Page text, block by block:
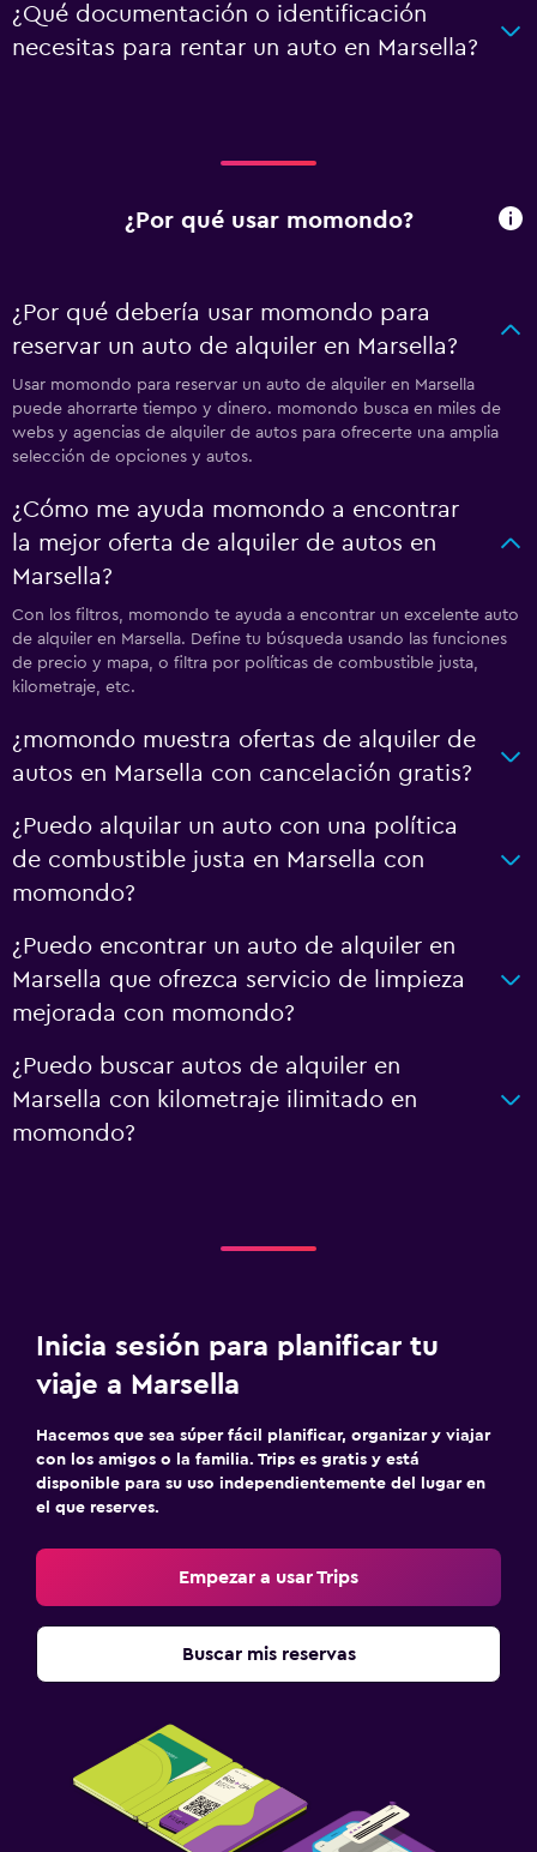
¿Qué documentación o identificación
necesitas para rentar un auto en Marsella?
¿Por qué usar momondo?
¿Por qué debería usar momondo para
reservar un auto de alquiler en Marsella?
Usar momondo para reservar un auto de alquiler en Marsella
puede ahorrarte tiempo y dinero. momondo busca en miles de
webs y agencias de alquiler de autos para ofrecerte una amplia
selección de opciones y autos.
¿Cómo me ayuda momondo a encontrar
la mejor oferta de alquiler de autos en
Marsella?
Con los filtros, momondo te ayuda a encontrar un excelente auto
de alquiler en Marsella. Define tu búsqueda usando las funciones
de precio y mapa, o filtra por políticas de combustible justa,
kilometraje, etc.
¿momondo muestra ofertas de alquiler de
autos en Marsella con cancelación gratis?
¿Puedo alquilar un auto con una política
de combustible justa en Marsella con
momondo?
¿Puedo encontrar un auto de alquiler en
Marsella que ofrezca servicio de limpieza
mejorada con momondo?
¿Puedo buscar autos de alquiler en
Marsella con kilometraje ilimitado en
momondo?
Inicia sesión para planificar tu
viaje a Marsella
Hacemos que sea súper fácil planificar, organizar y viajar
con los amigos o la familia. Trips es gratis y está
disponible para su uso independientemente del lugar en
el que reserves.
Empezar a usar Trips
Buscar mis reservas